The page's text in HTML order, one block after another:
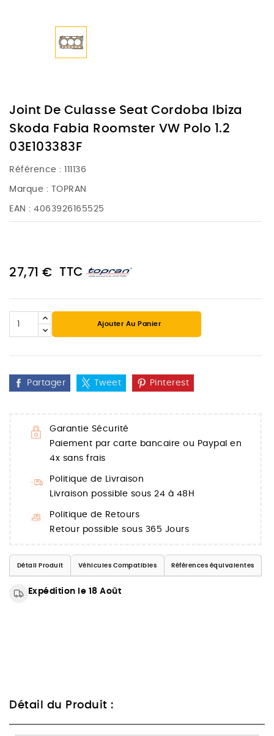
Joint De Culasse Seat Cordoba Ibiza
Skoda Fabia Roomster VW Polo 1.2
03E103383F
Référence : 111136
Marque : TOPRAN
EAN : 4063926165525
27,71 € TTC
Ajouter Au Panier
Partager Tweet Pinterest
Garantie Sécurité
Paiement par carte bancaire ou Paypal en
4x sans frais
Politique de Livraison
Livraison possible sous 24 à 48H
Politique de Retours
Retour possible sous 365 Jours
Détail Produit Véhicules Compatibles Références équivalentes
Expédition le 18 Août
Détail du Produit :